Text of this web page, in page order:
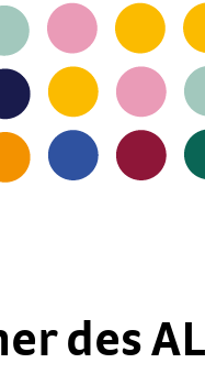
des